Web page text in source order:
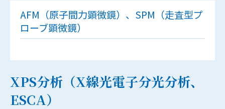
AFM（原子間力顕微鏡）、SPM（走査型プ
ローブ顕微鏡）
XPS分析（X線光電子分光分析、
ESCA）